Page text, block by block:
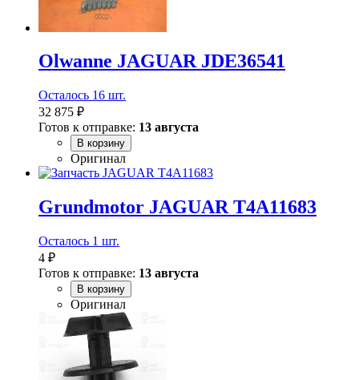
Olwanne JAGUAR JDE36541
Осталось 16 шт.
32 875 ₽
Готов к отправке: 13 августа
В корзину
Оригинал
Grundmotor JAGUAR T4A11683
Осталось 1 шт.
4 ₽
Готов к отправке: 13 августа
В корзину
Оригинал